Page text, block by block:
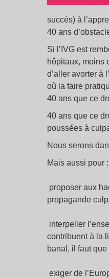
succès) à
40 ans
Si l’IVG est
hôpitaux, moins
d’aller avorter à
où la faire
40 ans que ce
40 ans que ce
poussées à
Nous serons
Mais aussi pour :
proposer aux
propagande
interpeller
contribuent à la
banal, il faut que
exiger de